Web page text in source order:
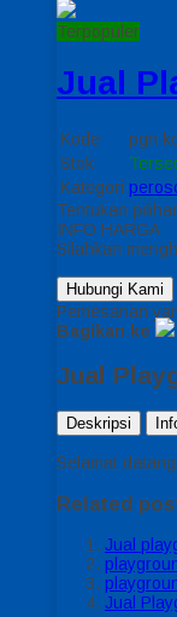
Terpopuler
Jual
Kode
pgn
Stok
Kategori
Tentukan
INFO HARGA
Silahkan
Hubungi Kami
Pemesanan
Bagikan ke
Jual
Deskripsi
Selamat
Related
Jual
Jual